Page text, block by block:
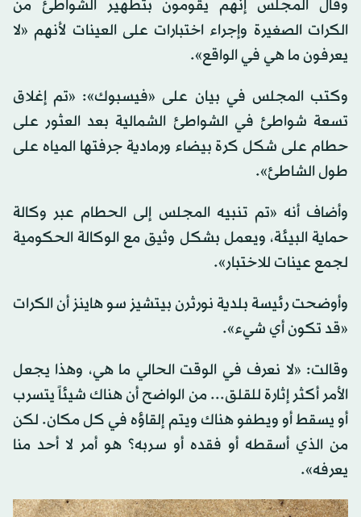
وقال المجلس إنهم يقومون بتطهير الشواطئ من
الكرات الصغيرة وإجراء اختبارات على العينات لأنهم «لا
يعرفون ما هي في الواقع».
وكتب المجلس في بيان على «فيسبوك»: «تم إغلاق
تسعة شواطئ في الشواطئ الشمالية بعد العثور على
حطام على شكل كرة بيضاء ورمادية جرفتها المياه على
طول الشاطئ».
وأضاف أنه «تم تنبيه المجلس إلى الحطام عبر وكالة
حماية البيئة، ويعمل بشكل وثيق مع الوكالة الحكومية
لجمع عينات للاختبار».
وأوضحت رئيسة بلدية نورثرن بيتشيز سو هاينز أن الكرات
«قد تكون أي شيء».
وقالت: «لا نعرف في الوقت الحالي ما هي، وهذا يجعل
الأمر أكثر إثارة للقلق... من الواضح أن هناك شيئاً يتسرب
أو يسقط أو ويطفو هناك ويتم إلقاؤه في كل مكان. لكن
من الذي أسقطه أو فقده أو سربه؟ هو أمر لا أحد منا
يعرفه».